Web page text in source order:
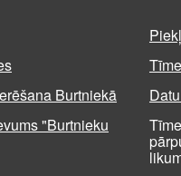
Burtniekā
"Burtnieku